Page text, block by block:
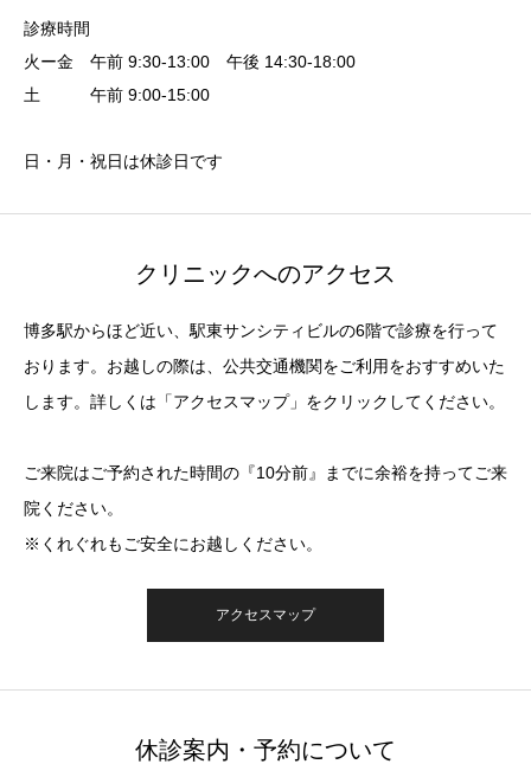
診療時間
火ー金 午前 9:30-13:00 午後 14:30-18:00
土 午前 9:00-15:00
日・月・祝日は休診日です
クリニックへのアクセス
博多駅からほど近い、駅東サンシティビルの6階で診療を行って
おります。お越しの際は、公共交通機関をご利用をおすすめいた
します。詳しくは「アクセスマップ」をクリックしてください。
ご来院はご予約された時間の『10分前』までに余裕を持ってご来
院ください。
※くれぐれもご安全にお越しください。
アクセスマップ
休診案内・予約について